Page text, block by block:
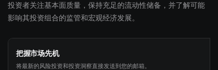
投资者关注基本面质量，保持充足的流动性储备，并了解可能
影响其投资组合的监管和宏观经济发展。
把握市场先机
将最新的风险投资和投资洞察直接发送到您的邮箱。